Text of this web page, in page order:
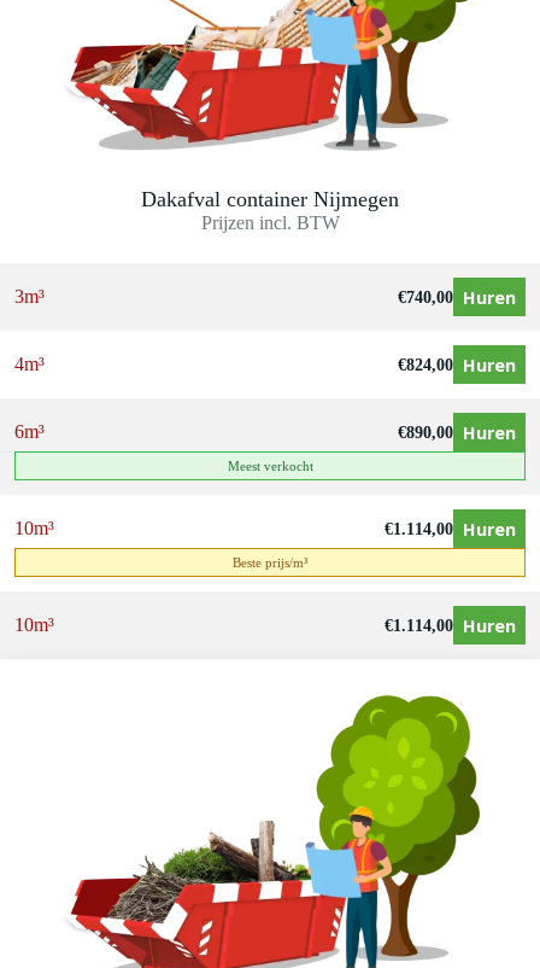
Dakafval container Nijmegen
Prijzen incl. BTW
3m³ €740,00 Huren
4m³ €824,00 Huren
6m³ €890,00 Huren
Meest verkocht
10m³ €1.114,00 Huren
Beste prijs/m³
10m³ €1.114,00 Huren